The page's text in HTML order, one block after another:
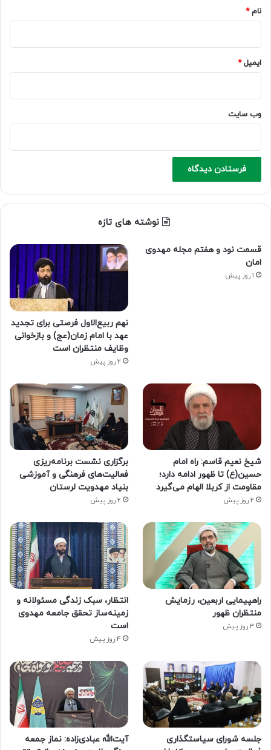
نام*
ایمیل*
وب‌ سایت
نوشته های تازه
قسمت نود و هفتم مجله مهدوی
امان
1 روز پیش
نهم ربیع‌الاول فرصتی برای تجدید
عهد با امام زمان(عج) و بازخوانی
وظایف منتظران است
2 روز پیش
شیخ نعیم قاسم: راه امام
حسین(ع) تا ظهور ادامه دارد؛
مقاومت از کربلا الهام می‌گیرد
2 روز پیش
برگزاری نشست برنامه‌ریزی
فعالیت‌های فرهنگی و آموزشی
بنیاد مهدویت لرستان
2 روز پیش
راهپیمایی اربعین، رزمایش
منتظران ظهور
3 روز پیش
انتظار، سبک زندگی مسئولانه و
زمینه‌ساز تحقق جامعه مهدوی
است
4 روز پیش
جلسه شورای سیاستگذاری
آیت‌الله عبادی‌زاده: نماز جمعه